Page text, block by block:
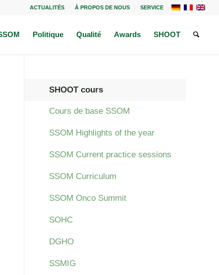
ACTUALITÉS À PROPOS DE NOUS SERVICE
Politique Qualité Awards SHOOT
SHOOT cours
Cours de base SSOM
SSOM Highlights of the year
SSOM Current practice sessions
SSOM Curriculum
SSOM Onco Summit
SOHC
DGHO
SSMIG